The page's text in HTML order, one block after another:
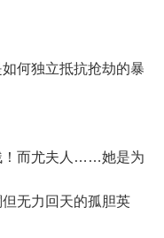
何独立抵抗抢劫的暴
而尤夫人……她是为
无力回天的孤胆英